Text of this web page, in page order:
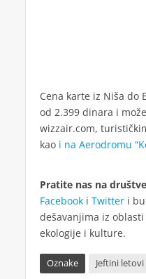
Cena karte iz Niša do
od 2.399 dinara i
wizzair.com,
kao i na Aerodromu
Pratite nas na
Facebooki Twitteri
dešavanjima iz
ekologije i kulture.
Oznake Jeftini